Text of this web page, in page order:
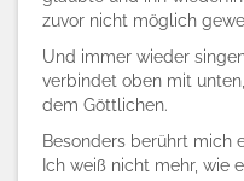
zuvor nicht möglich
Und immer wieder
verbindet oben mit
dem Göttlichen.
Besonders berührt mich
Ich weiß nicht mehr, wie